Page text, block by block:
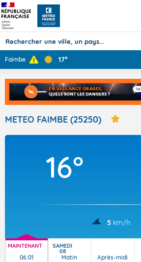
Prévisions
TOUS LES RÉSULTATS
Articles
Faimbe 17°
METEO FAIMBE (25250)
16°
5 km/h
MAINTENANT
06:01
SAMEDI
08
Matin Après-midi